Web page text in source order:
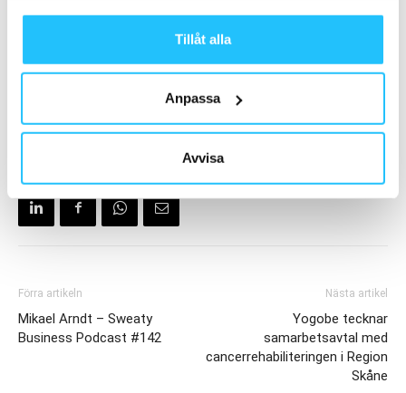
Tillåt alla
Anpassa
Avvisa
Playitas
Träningsresa
träningsresor
Förra artikeln
Mikael Arndt – Sweaty
Business Podcast #142
Nästa artikel
Yogobe tecknar
samarbetsavtal med
cancerrehabiliteringen i Region
Skåne